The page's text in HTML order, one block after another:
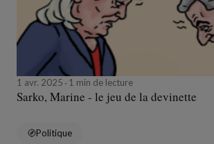
1 avr. 2025 1 min de lecture
Sarko, Marine - le jeu de la devinette
Politique